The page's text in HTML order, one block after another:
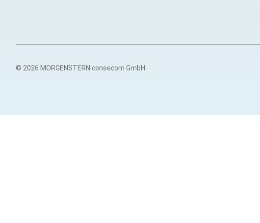
© 2026 MORGENSTERN consecom GmbH